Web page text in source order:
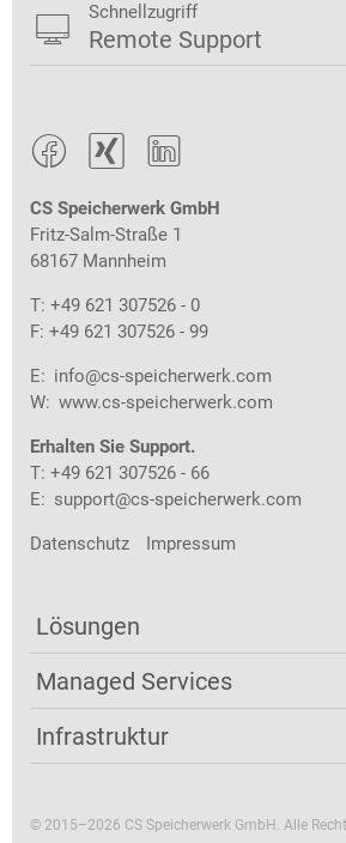
  
CS Speicherwerk GmbH
Fritz-Salm-Straße 1
68167 Mannheim
T: +49 621 307526 - 0
F: +49 621 307526 - 99
E: info@cs-speicherwerk.com
W: www.cs-speicherwerk.com
Erhalten Sie Support.
T: +49 621 307526 - 66
E: support@cs-speicherwerk.com
Datenschutz Impressum
Lösungen
Managed Services
Infrastruktur
 Schnellzugriff
Remote Support
© 2015–2026 CS Speicherwerk GmbH. Alle